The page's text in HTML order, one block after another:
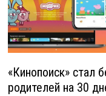
«Кинопоиск» стал
родителей на 30